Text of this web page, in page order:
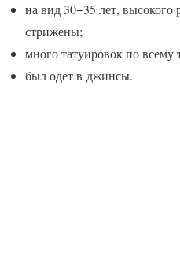
на вид 30−35 лет, высокого
стрижены;
много татуировок по всему
был одет в джинсы.